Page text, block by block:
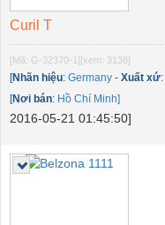
Curil T
[Mã: G-32370-1][xem: 3138]
[Nhãn hiệu: Germany - Xuất xứ:
[Nơi bán: Hồ Chí Minh]
2016-05-21 01:45:50]